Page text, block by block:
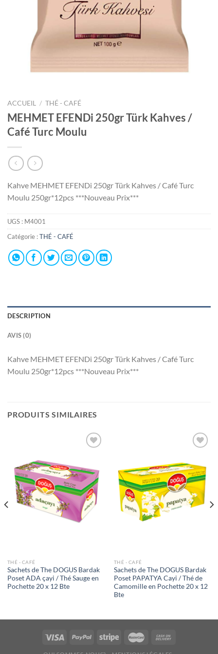
ACCUEIL / THÉ - CAFÉ
MEHMET EFENDi 250gr Türk Kahves /
Café Turc Moulu
Kahve MEHMET EFENDi 250gr Türk Kahves / Café Turc
Moulu 250gr*12pcs ***Nouveau Prix***
UGS : M4001
Catégorie :THÉ - CAFÉ
DESCRIPTION
AVIS (0)
Kahve MEHMET EFENDi 250gr Türk Kahves / Café Turc
Moulu 250gr*12pcs ***Nouveau Prix***
PRODUITS SIMILAIRES
de
souhaits
THÉ - CAFÉ
Sachets de The DOGUS Bardak
Poset ADA çayi / Thé Sauge en
Pochette 20 x 12 Bte
à la liste
de
souhaits
THÉ - CAFÉ
Sachets de The DOGUS Bardak
Poset PAPATYA Cayi / Thé de
Camomille en Pochette 20 x 12
Bte